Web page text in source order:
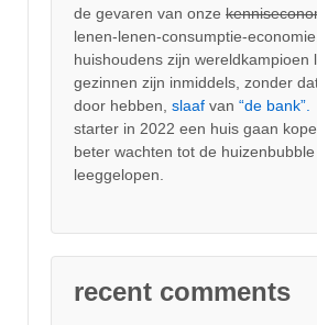
de gevaren van onze
lenen-lenen-consumptie-
huishoudens zijn wereldkampioen
gezinnen zijn inmiddels, zonder
door hebben, slaaf van “de bank”.
starter in 2022 een huis gaan
beter wachten tot de
leeggelopen.
recent comments